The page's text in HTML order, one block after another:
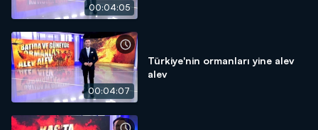
00:04:05
00:04:07
Türkiye'nin ormanları yine alev
alev